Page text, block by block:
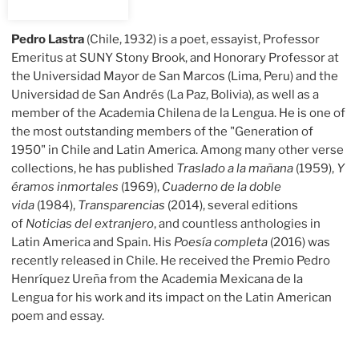
Pedro Lastra (Chile, 1932) is a poet, essayist, Professor
Emeritus at SUNY Stony Brook, and Honorary Professor at
the Universidad Mayor de San Marcos (Lima, Peru) and the
Universidad de San Andrés (La Paz, Bolivia), as well as a
member of the Academia Chilena de la Lengua. He is one of
the most outstanding members of the "Generation of
1950" in Chile and Latin America. Among many other verse
collections, he has published Traslado a la mañana (1959), Y
éramos inmortales (1969), Cuaderno de la doble
vida (1984), Transparencias (2014), several editions
of Noticias del extranjero, and countless anthologies in
Latin America and Spain. His Poesía completa (2016) was
recently released in Chile. He received the Premio Pedro
Henríquez Ureña from the Academia Mexicana de la
Lengua for his work and its impact on the Latin American
poem and essay.